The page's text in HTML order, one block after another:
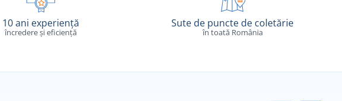
10 ani experiență
încredere și eficiență
Sute de puncte de coletărie
în toată România